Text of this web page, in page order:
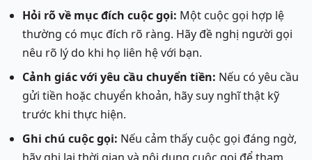
Hỏi rõ về mục đích cuộc gọi: Một cuộc gọi hợp lệ
thường có mục đích rõ ràng. Hãy đề nghị người gọi
nêu rõ lý do khi họ liên hệ với bạn.
Cảnh giác với yêu cầu chuyển tiền: Nếu có yêu cầu
gửi tiền hoặc chuyển khoản, hãy suy nghĩ thật kỹ
trước khi thực hiện.
Ghi chú cuộc gọi: Nếu cảm thấy cuộc gọi đáng ngờ,